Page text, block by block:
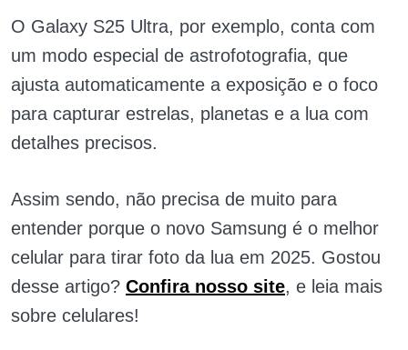
O Galaxy S25 Ultra, por exemplo, conta com
um modo especial de astrofotografia, que
ajusta automaticamente a exposição e o foco
para capturar estrelas, planetas e a lua com
detalhes precisos.
Assim sendo, não precisa de muito para
entender porque o novo Samsung é o melhor
celular para tirar foto da lua em 2025. Gostou
desse artigo? Confira nosso site, e leia mais
sobre celulares!